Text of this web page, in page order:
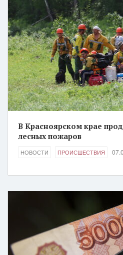
В Красноярском крае
лесных пожаров
НОВОСТИ ПРОИСШЕСТВИЯ